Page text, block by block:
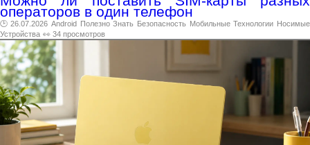
операторов в один телефон
🕑 26.07.2026 Android Полезно Знать Безопасность Мобильные Технологии Носимые
Устройства 👀 34 просмотров